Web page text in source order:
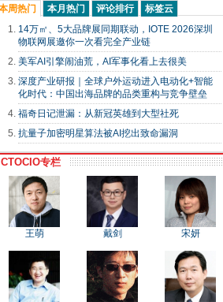
周热门 本月热门 评论排行
标签云
14万㎡、5大品牌展同期联动，IOTE 2026深圳
物联网展邀你一次看完全产业链
美军AI引擎闹油荒，AI军事化看上去很美
深度产业研报｜全球户外运动进入电动化+智能
化时代：中国出海品牌的品类重构与竞争壁垒
福奇日记泄漏：从新冠英雄到大型社死
抗量子加密明星算法被AI挖出致命漏洞
CTOCIO专栏
王萌 戴剑 宋妍